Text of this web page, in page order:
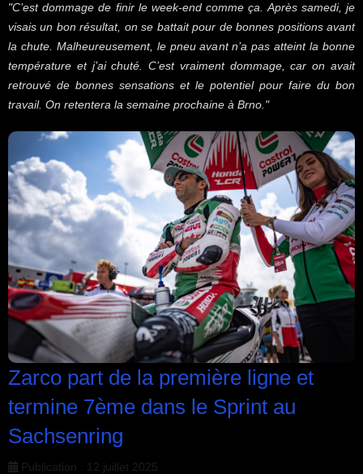
"C’est dommage de finir le week-end comme ça. Après samedi, je
visais un bon résultat, on se battait pour de bonnes positions avant
la chute. Malheureusement, le pneu avant n’a pas atteint la bonne
température et j’ai chuté. C’est vraiment dommage, car on avait
retrouvé de bonnes sensations et le potentiel pour faire du bon
travail. On retentera la semaine prochaine à Brno."
Zarco part de la première ligne et
termine 7ème dans le Sprint au
Sachsenring
Publication : 12 juillet 2025